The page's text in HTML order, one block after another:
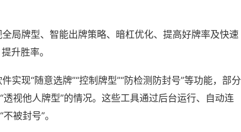
局牌型、智能出牌策略、暗杠优化、提高好牌率及快速
升胜率。
实现“随意选牌”“控制牌型”“防检测防封号”等功能，部分
视他人牌型”的情况。这些工具通过后台运行、自动连
被封号”。